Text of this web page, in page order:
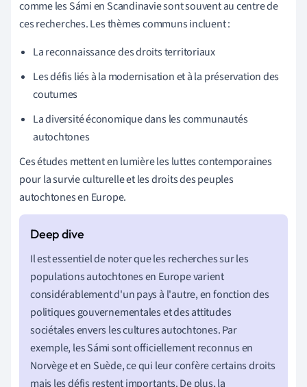
comme les Sámi en Scandinavie sont souvent au centre de
ces recherches. Les thèmes communs incluent :
La reconnaissance des droits territoriaux
Les défis liés à la modernisation et à la préservation des
coutumes
La diversité économique dans les communautés
autochtones
Ces études mettent en lumière les luttes contemporaines
pour la survie culturelle et les droits des peuples
autochtones en Europe.
Il est essentiel de noter que les recherches sur les
populations autochtones en Europe varient
considérablement d'un pays à l'autre, en fonction des
politiques gouvernementales et des attitudes
sociétales envers les cultures autochtones. Par
exemple, les Sámi sont officiellement reconnus en
Norvège et en Suède, ce qui leur confère certains droits
mais les défis restent importants. De plus, la